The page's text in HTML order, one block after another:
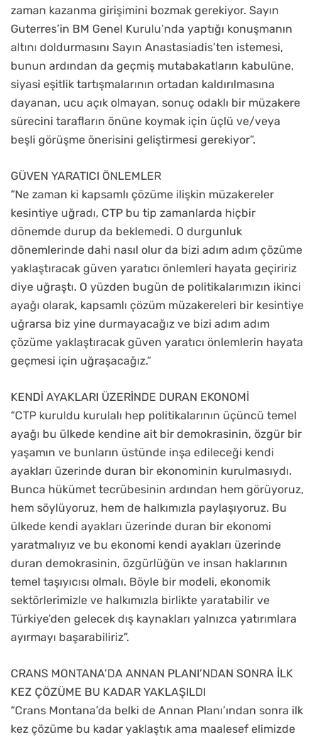
zaman kazanma girişimini bozmak gerekiyor. Sayın
Guterres’in BM Genel Kurulu’nda yaptığı konuşmanın
altını doldurmasını Sayın Anastasiadis’ten istemesi,
bunun ardından da geçmiş mutabakatların kabulüne,
siyasi eşitlik tartışmalarının ortadan kaldırılmasına
dayanan, ucu açık olmayan, sonuç odaklı bir müzakere
sürecini tarafların önüne koymak için üçlü ve/veya
beşli görüşme önerisini geliştirmesi gerekiyor”.
GÜVEN YARATICI ÖNLEMLER
“Ne zaman ki kapsamlı çözüme ilişkin müzakereler
kesintiye uğradı, CTP bu tip zamanlarda hiçbir
dönemde durup da beklemedi. O durgunluk
dönemlerinde dahi nasıl olur da bizi adım adım çözüme
yaklaştıracak güven yaratıcı önlemleri hayata geçiririz
diye uğraştı. O yüzden bugün de politikalarımızın ikinci
ayağı olarak, kapsamlı çözüm müzakereleri bir kesintiye
uğrarsa biz yine durmayacağız ve bizi adım adım
çözüme yaklaştıracak güven yaratıcı önlemlerin hayata
geçmesi için uğraşacağız.”
KENDİ AYAKLARI ÜZERİNDE DURAN EKONOMİ
“CTP kuruldu kurulalı hep politikalarının üçüncü temel
ayağı bu ülkede kendine ait bir demokrasinin, özgür bir
yaşamın ve bunların üstünde inşa edileceği kendi
ayakları üzerinde duran bir ekonominin kurulmasıydı.
Bunca hükümet tecrübesinin ardından hem görüyoruz,
hem söylüyoruz, hem de halkımızla paylaşıyoruz. Bu
ülkede kendi ayakları üzerinde duran bir ekonomi
yaratmalıyız ve bu ekonomi kendi ayakları üzerinde
duran demokrasinin, özgürlüğün ve insan haklarının
temel taşıyıcısı olmalı. Böyle bir modeli, ekonomik
sektörlerimizle ve halkımızla birlikte yaratabilir ve
Türkiye’den gelecek dış kaynakları yalnızca yatırımlara
ayırmayı başarabiliriz”.
CRANS MONTANA’DA ANNAN PLANI’NDAN SONRA İLK
KEZ ÇÖZÜME BU KADAR YAKLAŞILDI
“Crans Montana’da belki de Annan Planı’ından sonra ilk
kez çözüme bu kadar yaklaştık ama maalesef elimizde